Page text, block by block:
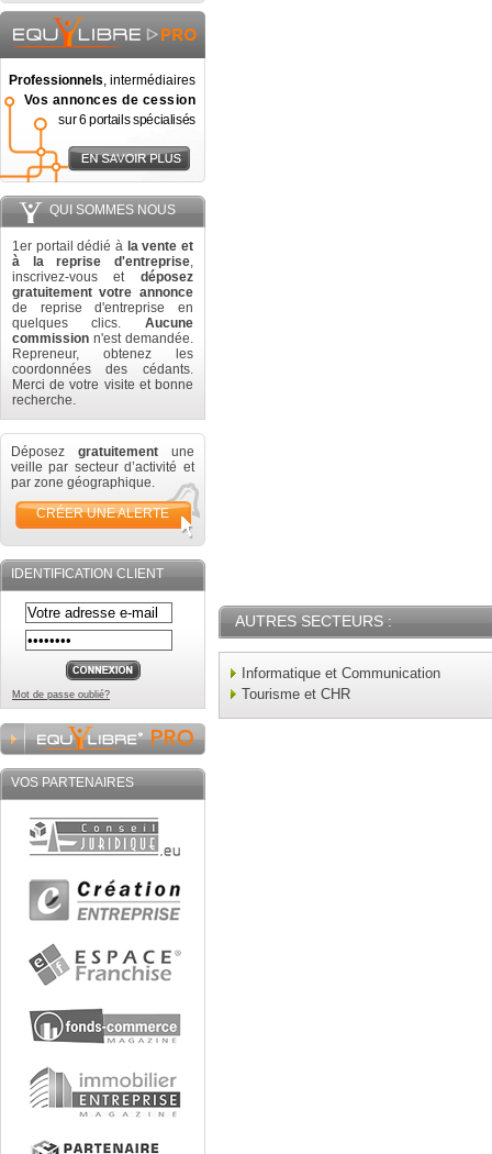
Professionnels, intermédiaires
Vos annonces de cession
sur 6 portails spécialisés
QUI SOMMES NOUS
1er portail dédié à la vente et
à la reprise d'entreprise,
inscrivez-vous et déposez
gratuitement votre annonce
de reprise d'entreprise en
quelques clics. Aucune
commission n'est demandée.
Repreneur, obtenez les
coordonnées des cédants.
Merci de votre visite et bonne
recherche.
Déposez gratuitement une
veille par secteur d’activité et
par zone géographique.
CRÉER UNE ALERTE
IDENTIFICATION CLIENT
Mot de passe oublié?
VOS PARTENAIRES
AUTRES SECTEURS :
Informatique et Communication
Tourisme et CHR